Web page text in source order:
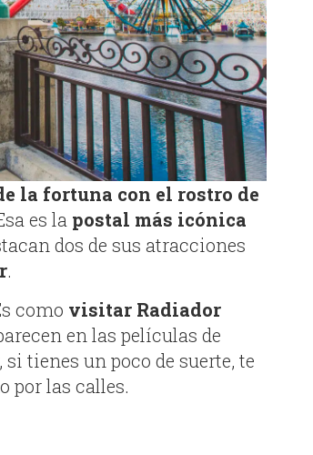
la fortuna con el rostro de
es la postal más icónica
dos de sus atracciones
.
como visitar Radiador
en las películas de
tienes un poco de suerte, te
por las calles.